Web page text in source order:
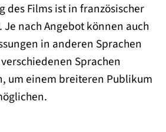
des Films ist in französischer
nach Angebot können auch
in anderen Sprachen
Sprachen
um einem breiteren Publikum